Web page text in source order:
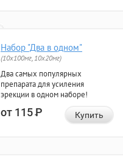
Набор "Два в одном"
(10x100мг, 10x20мг)
Два самых популярных
препарата для усиления
эрекции в одном наборе!
от 115Р Купить